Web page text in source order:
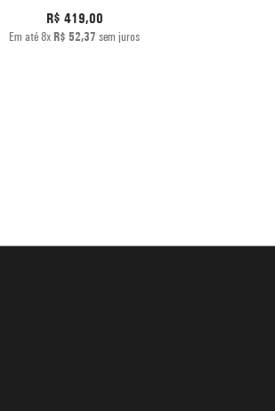
R$ 419,00
Em até8x R$ 52,37 sem juros